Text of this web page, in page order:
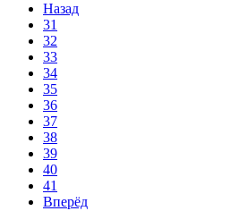
Назад
31
32
33
34
35
36
37
38
39
40
41
Вперёд